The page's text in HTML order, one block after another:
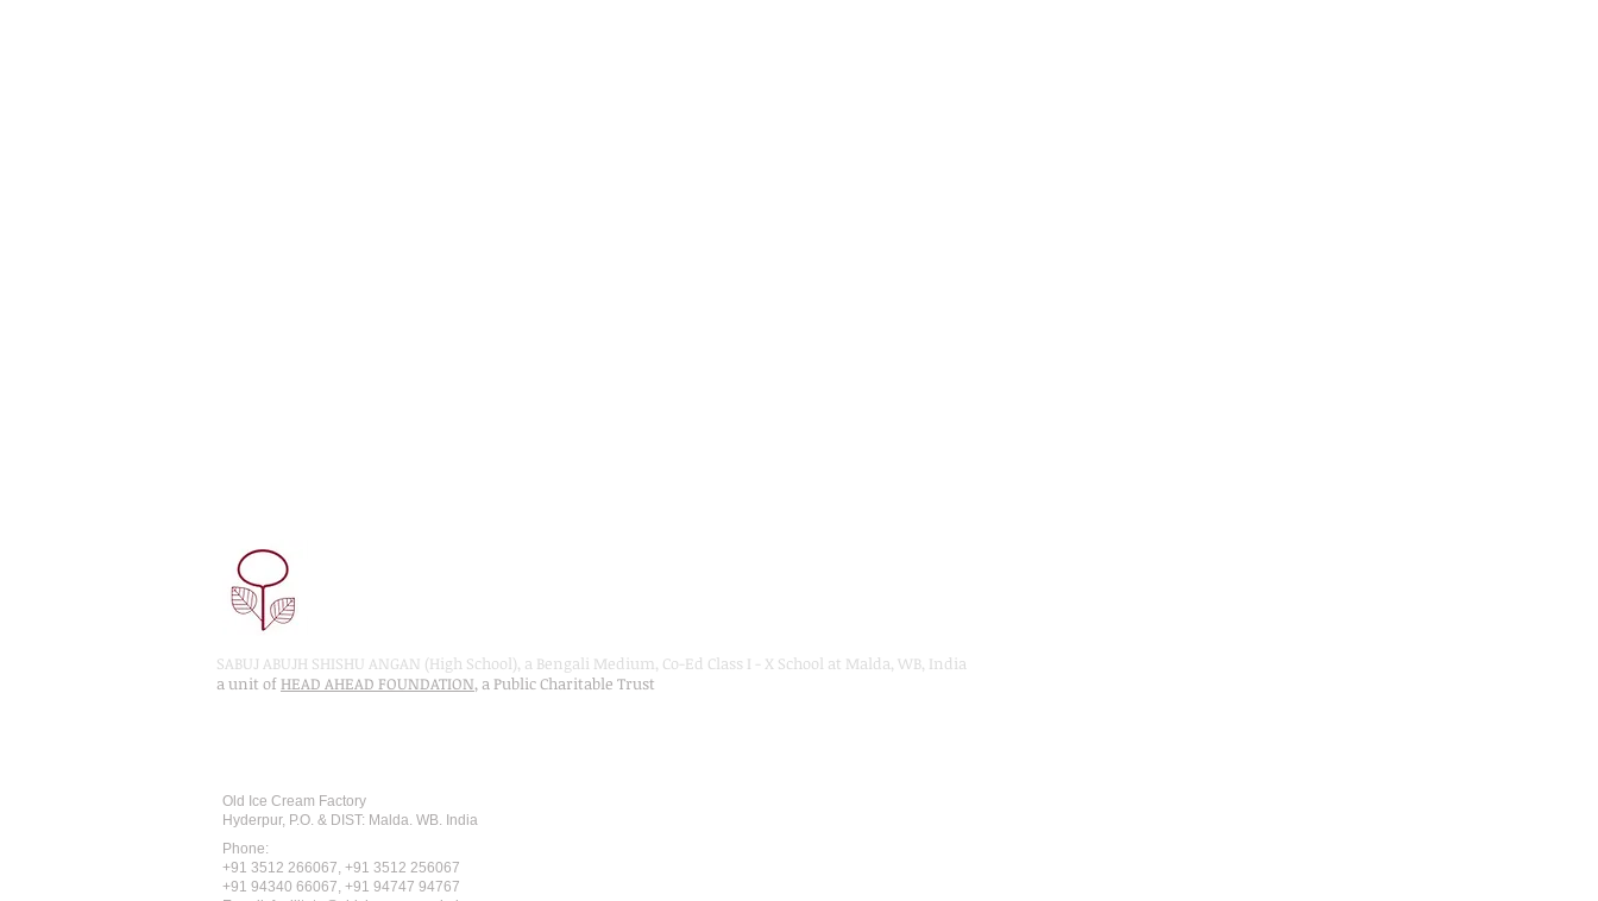
SABUJ ABUJH SHISHU ANGAN (High School), a Bengali Medium, Co-Ed Class I - X School at Malda, WB, India
a unit ofHEAD AHEAD FOUNDATION, a Public Charitable Trust
Old Ice Cream Factory
Hyderpur, P.O. & DIST: Malda. WB. India
Phone:
+91 3512 266067, +91 3512 256067
+91 94340 66067, +91 94747 94767